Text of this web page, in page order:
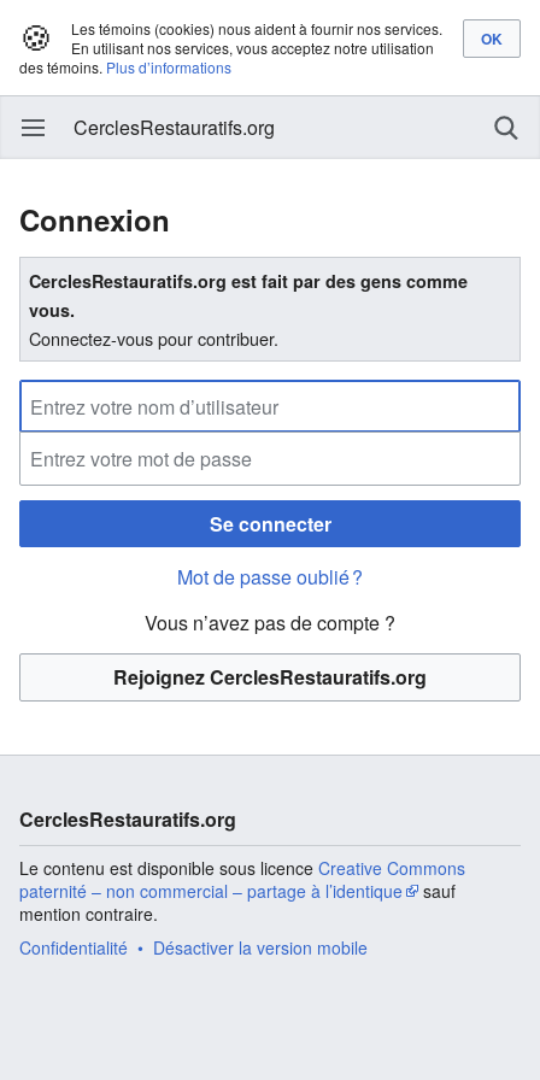
🍪
Les témoins (cookies) nous aident à fournir nos services.
En utilisant nos services, vous acceptez notre utilisation
des témoins. Plus d’informations
CerclesRestauratifs.org
Connexion
CerclesRestauratifs.org est fait par des gens comme
vous.
Connectez-vous pour contribuer.
Se connecter
Mot de passe oublié ?
Vous n’avez pas de compte ?
Rejoignez CerclesRestauratifs.org
CerclesRestauratifs.org
Le contenu est disponible sous licence Creative Commons
paternité – non commercial – partage à l’identique
sauf
mention contraire.
Confidentialité
Désactiver la version mobile